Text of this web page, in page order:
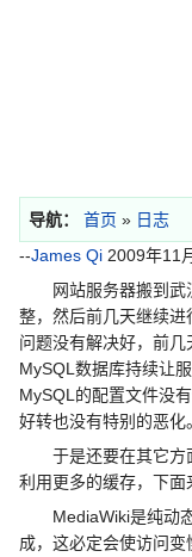
导航： 首页 » 日志
--James Qi 2009年11
网站服务器搬到武
整，然后前几天继续
问题没有解决好，前
MySQL数据库持续让
MySQL的配置文件没
好转也没有特别的恶化。
于是还要在其它方
利用更多的缓存，下面
MediaWiki是纯动态
成，这必定会使访问